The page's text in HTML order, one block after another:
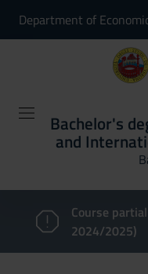
Department of
Bachelor's
and
Course
2024/2025)